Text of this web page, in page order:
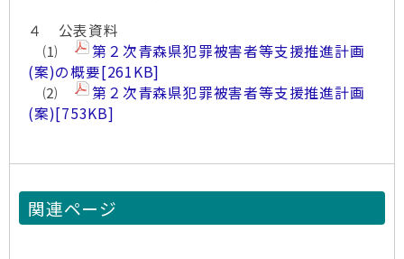
４ 公表資料
⑴
第２次青森県犯罪被害者等支援推進計画
(案)の概要[261KB]
⑵
第２次青森県犯罪被害者等支援推進計画
(案)[753KB]
関連ページ